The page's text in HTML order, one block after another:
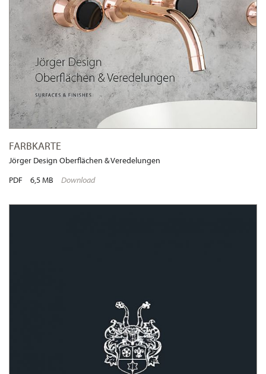
FARBKARTE
Jörger Design Oberflächen & Veredelungen
PDF
6,5 MB Download